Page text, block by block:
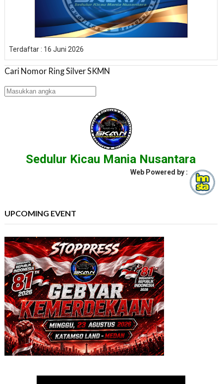
Terdaftar : 16 Juni 2026
Cari Nomor Ring Silver SKMN
Sedulur Kicau Mania Nusantara
Web Powered by :
UPCOMING EVENT